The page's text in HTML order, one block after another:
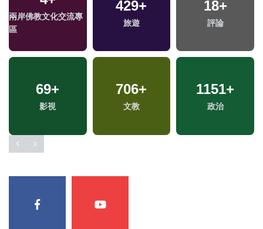
723+
綜合
175+
運動
1+
2023金鐘獎
76+
美食
14+
海峽論壇專區
72+
兩岸